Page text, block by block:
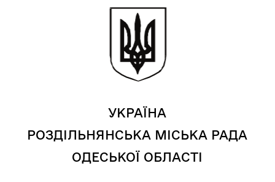
УКРАЇНА
РОЗДІЛЬНЯНСЬКА МІСЬКА РАДА
ОДЕСЬКОЇ ОБЛАСТІ